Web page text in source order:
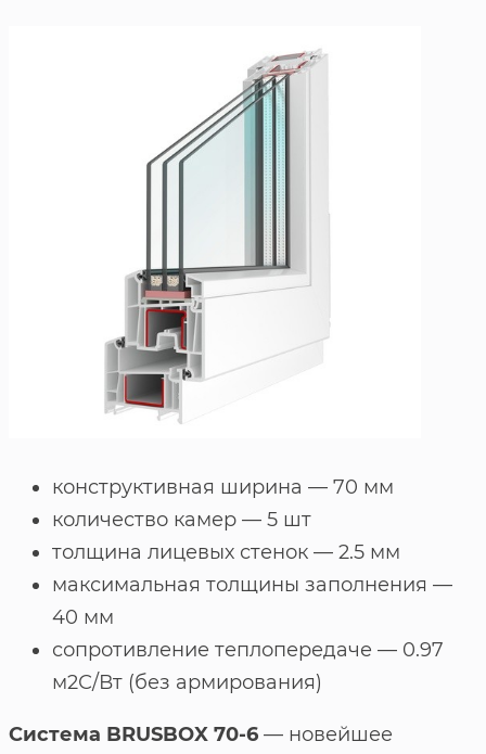
конструктивная ширина — 70 мм
количество камер — 5 шт
толщина лицевых стенок — 2.5 мм
максимальная толщины заполнения —
40 мм
сопротивление теплопередаче — 0.97
м2С/Вт (без армирования)
Система BRUSBOX 70-6— новейшее